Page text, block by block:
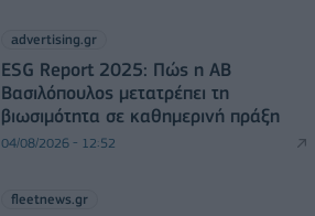
advertising.gr
ESG Report 2025: Πώς η ΑΒ
Βασιλόπουλος μετατρέπει τη
βιωσιμότητα σε καθημερινή πράξη
04/08/2026 - 12:52
fleetnews.gr